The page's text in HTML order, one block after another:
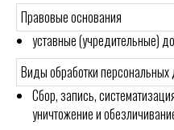
Правовые основания
уставные (учредительные)
Виды обработки
Сбор, запись,
уничтожение и